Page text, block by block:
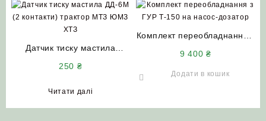
Датчик тиску мастила
250 ₴
Читати далі
Комплект переобладнання з
ХТЗ-17221
9 400₴
Додати в кошик